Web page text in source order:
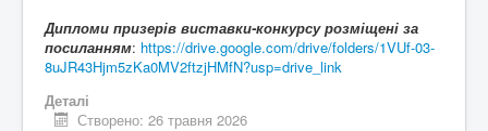
Дипломи призерів виставки-конкурсу розміщені за
посиланням: https://drive.google.com/drive/folders/1VUf-03-
8uJR43Hjm5zKa0MV2ftzjHMfN?usp=drive_link
Деталі
Створено: 26 травня 2026